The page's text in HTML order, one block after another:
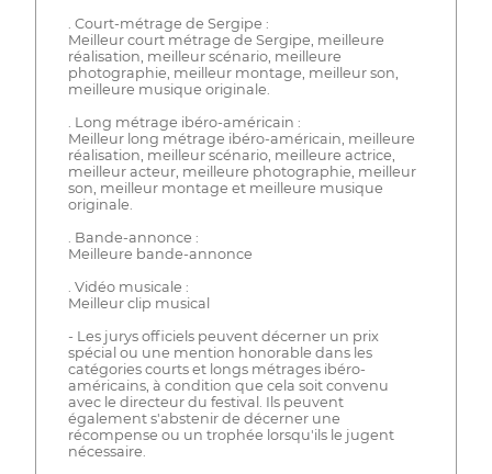
. Court-métrage de Sergipe :
Meilleur court métrage de Sergipe, meilleure
réalisation, meilleur scénario, meilleure
photographie, meilleur montage, meilleur son,
meilleure musique originale.
. Long métrage ibéro-américain :
Meilleur long métrage ibéro-américain, meilleure
réalisation, meilleur scénario, meilleure actrice,
meilleur acteur, meilleure photographie, meilleur
son, meilleur montage et meilleure musique
originale.
. Bande-annonce :
Meilleure bande-annonce
. Vidéo musicale :
Meilleur clip musical
- Les jurys officiels peuvent décerner un prix
spécial ou une mention honorable dans les
catégories courts et longs métrages ibéro-
américains, à condition que cela soit convenu
avec le directeur du festival. Ils peuvent
également s'abstenir de décerner une
récompense ou un trophée lorsqu'ils le jugent
nécessaire.